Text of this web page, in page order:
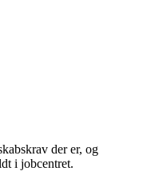
der er, og
i jobcentret.